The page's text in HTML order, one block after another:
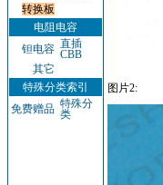
转换板
电阻电容
钽电容 直插
CBB
其它
特殊分类索引
免费赠品 特殊分
类
图片2: